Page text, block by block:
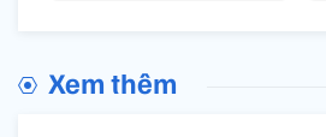
Xem thêm